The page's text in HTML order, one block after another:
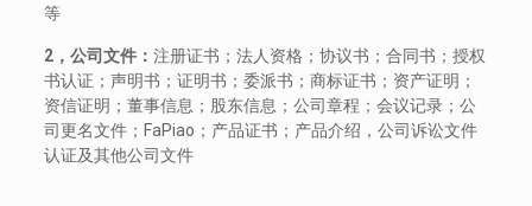
等
2，公司文件： 注册证书；法人资格；协议书；合同书；授权
书认证；声明书；证明书；委派书；商标证书；资产证明；
资信证明；董事信息；股东信息；公司章程；会议记录；公
司更名文件；FaPiao；产品证书；产品介绍，公司诉讼文件
认证及其他公司文件